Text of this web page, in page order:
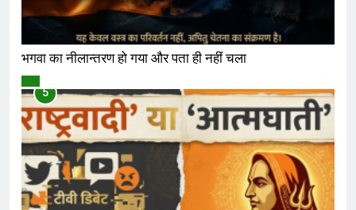
भगवा का नीलान्तरण हो गया और पता ही नहीं चला
5